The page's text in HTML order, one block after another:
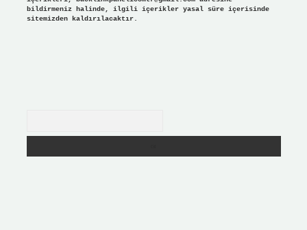
bildirmeniz halinde, ilgili içerikler yasal süre içerisinde
sitemizden kaldırılacaktır.